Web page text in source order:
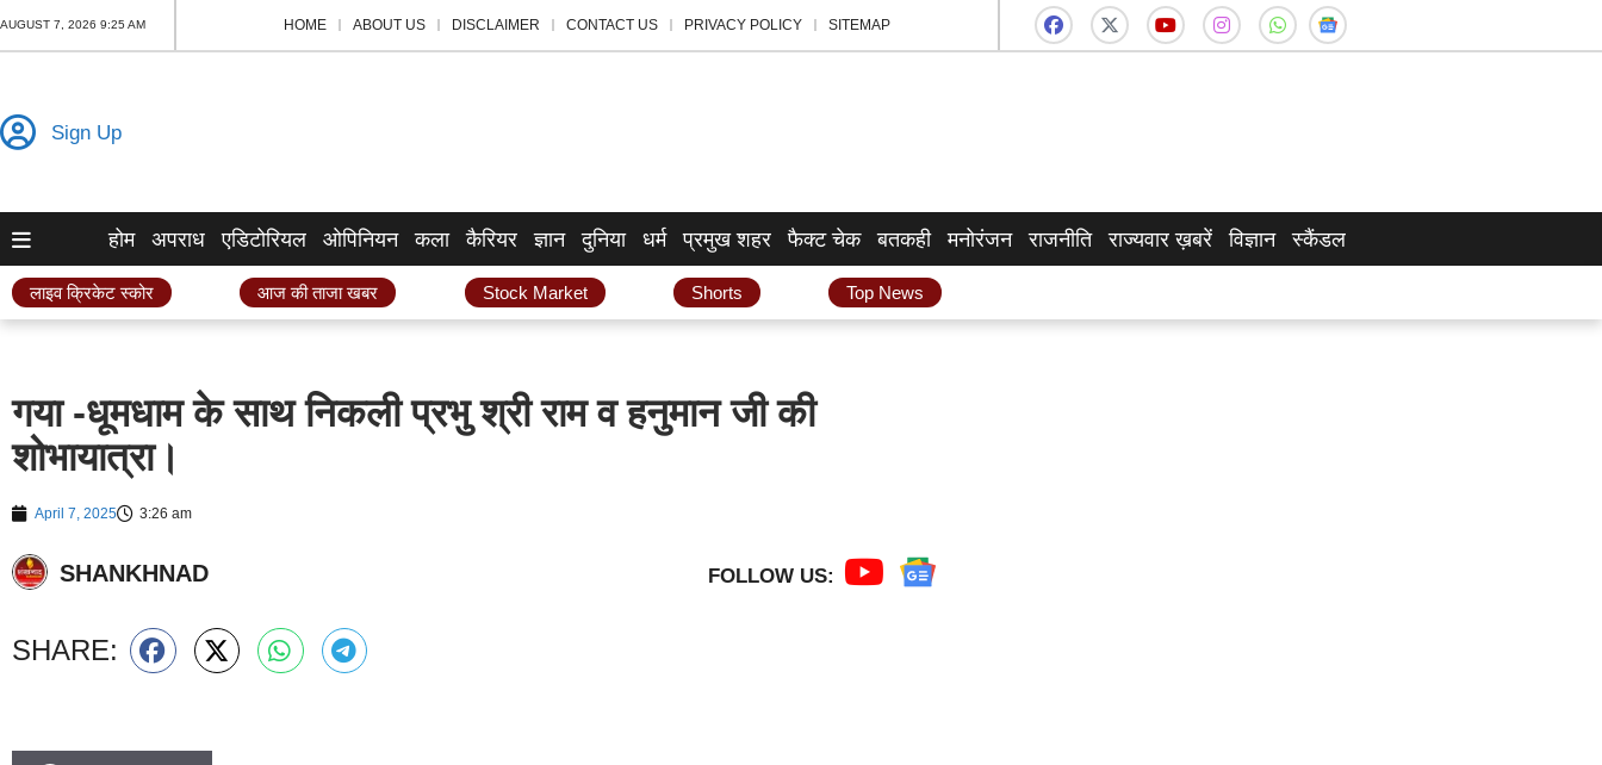
AUGUST 7, 2026 9:25 AM HOME ABOUT US DISCLAIMER CONTACT US PRIVACY POLICY SITEMAP
Sign Up
होम अपराध एडिटोरियल ओपिनियन कला कैरियर ज्ञान दुनिया धर्म प्रमुख शहर फैक्ट चेक बतकही मनोरंजन राजनीति राज्यवार ख़बरें विज्ञान स्कैंडल
लाइव क्रिकेट स्कोर आज की ताजा खबर Stock Market Shorts Top News
गया -धूमधाम के साथ निकली प्रभु श्री राम व हनुमान जी की
शोभायात्रा।
April 7, 2025 3:26 am
SHANKHNAD FOLLOW US:
SHARE: